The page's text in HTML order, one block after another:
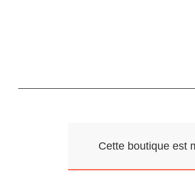
Cette boutique est